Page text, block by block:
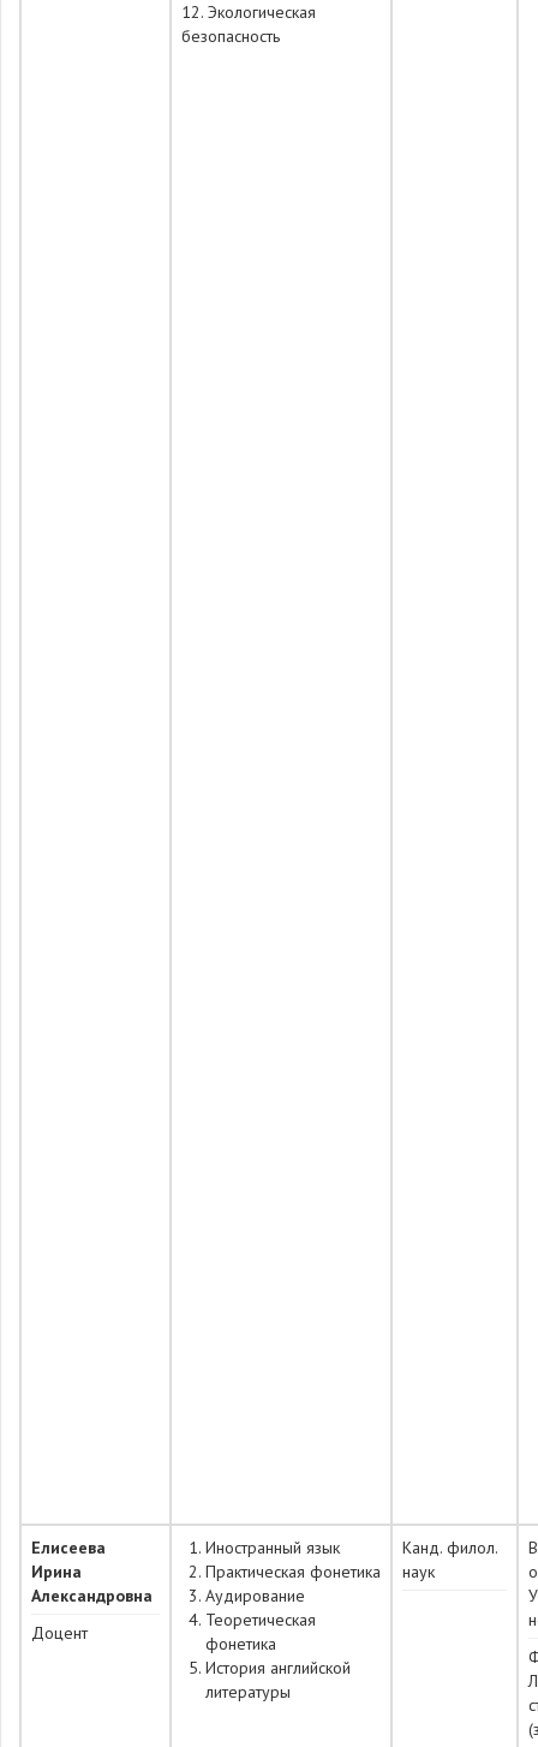
12. Экологическая
безопасность
Елисеева
Ирина
Александровна
Доцент
Иностранный язык
Практическая фонетика
Аудирование
Теоретическая
фонетика
История английской
литературы
Канд. филол.
наук